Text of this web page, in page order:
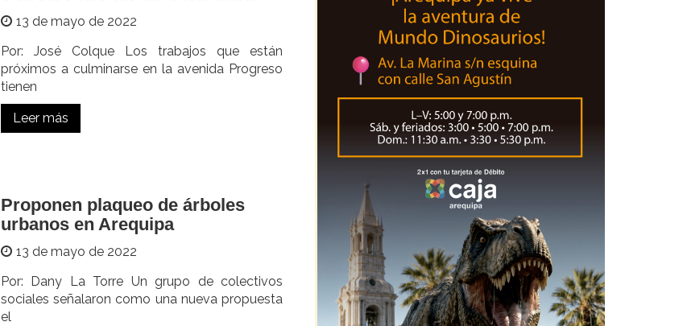
13 de mayo de 2022
Por: José Colque Los trabajos que están
próximos a culminarse en la avenida Progreso
tienen
Leer más
Proponen plaqueo de árboles
urbanos en Arequipa
13 de mayo de 2022
Por: Dany La Torre Un grupo de colectivos
sociales señalaron como una nueva propuesta
el